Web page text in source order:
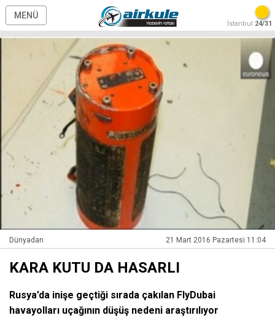
MENÜ
İstanbul 24/31
Dünyadan 21 Mart 2016 Pazartesi 11:04
KARA KUTU DA HASARLI
Rusya’da inişe geçtiği sırada çakılan FlyDubai
havayolları uçağının düşüş nedeni araştırılıyor